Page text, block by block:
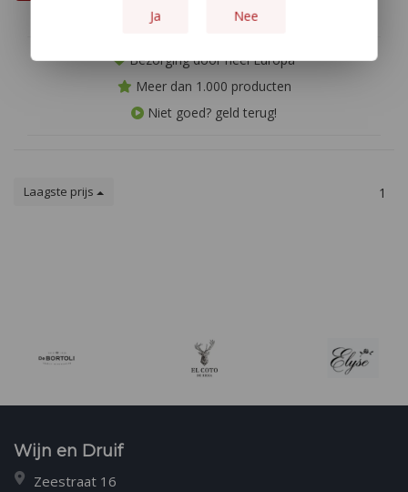
Bezorging door heel Europa
Meer dan 1.000 producten
Niet goed? geld terug!
Laagste prijs 1
Wijn en Druif
Zeestraat 16
Ja Nee